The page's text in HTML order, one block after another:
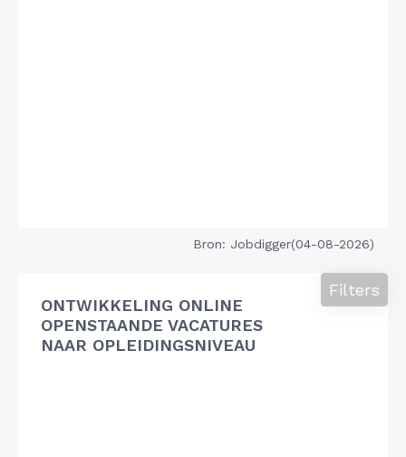
Bron: Jobdigger(04-08-2026)
ONTWIKKELING ONLINE
OPENSTAANDE VACATURES
NAAR OPLEIDINGSNIVEAU
Filters